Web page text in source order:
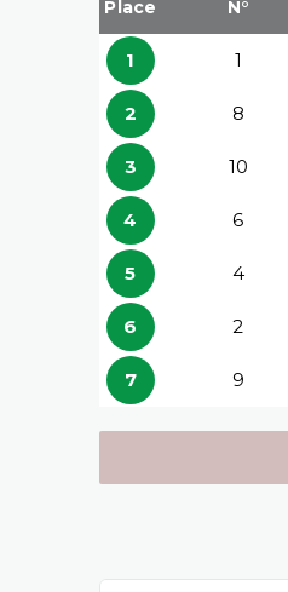
Place N°
1 1
2 8
3 10
4 6
5 4
6 2
7 9